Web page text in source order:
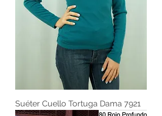
Suéter Cuello Tortuga Dama 7921